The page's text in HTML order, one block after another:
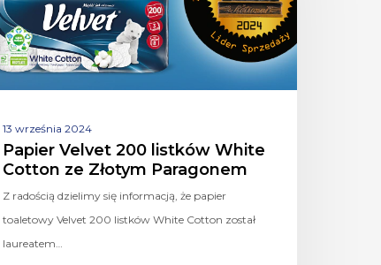
13 września 2024
Papier Velvet 200 listków White
Cotton ze Złotym Paragonem
Z radością dzielimy się informacją, że papier
toaletowy Velvet 200 listków White Cotton został
laureatem…